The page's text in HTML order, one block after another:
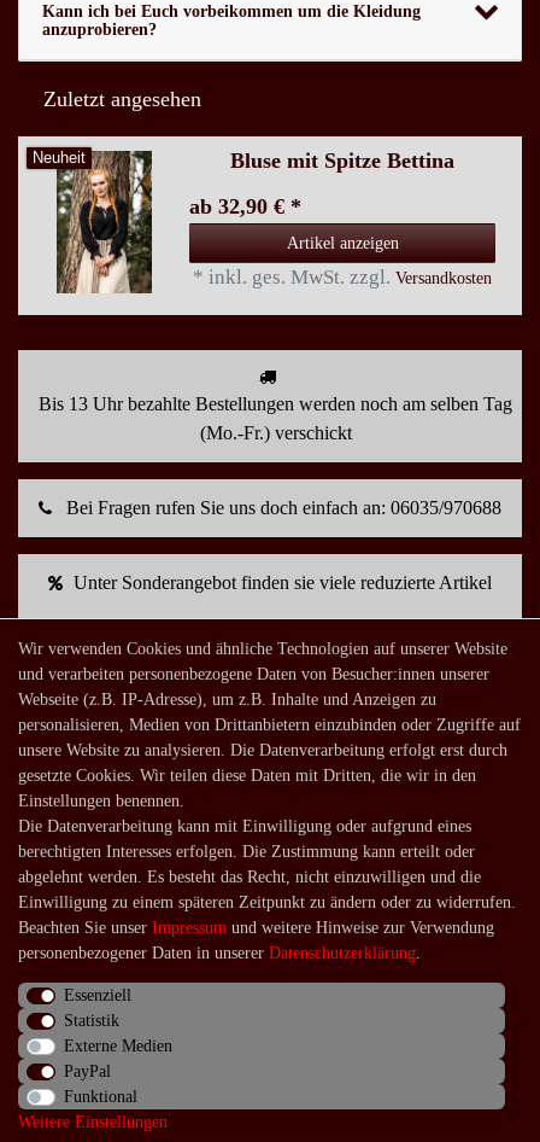
Kann ich bei Euch vorbeikommen um die Kleidung
anzuprobieren?
Zuletzt angesehen
Neuheit
Bluse mit Spitze Bettina
ab 32,90 € *
Artikel anzeigen
* inkl. ges. MwSt. zzgl. Versandkosten
Bis 13 Uhr bezahlte Bestellungen werden noch am selben Tag
(Mo.-Fr.) verschickt
Bei Fragen rufen Sie uns doch einfach an: 06035/970688
Unter Sonderangebot finden sie viele reduzierte Artikel
Mein Konto
Warenkorb
Zur Kasse
Mein Konto
Registrieren
Login
Shop
Lagerverkauf
Wir verwenden Cookies und ähnliche Technologien auf unserer Website
und verarbeiten personenbezogene Daten von Besucher:innen unserer
Webseite (z.B. IP-Adresse), um z.B. Inhalte und Anzeigen zu
personalisieren, Medien von Drittanbietern einzubinden oder Zugriffe auf
unsere Website zu analysieren. Die Datenverarbeitung erfolgt erst durch
gesetzte Cookies. Wir teilen diese Daten mit Dritten, die wir in den
Einstellungen benennen.
Die Datenverarbeitung kann mit Einwilligung oder aufgrund eines
berechtigten Interesses erfolgen. Die Zustimmung kann erteilt oder
abgelehnt werden. Es besteht das Recht, nicht einzuwilligen und die
Einwilligung zu einem späteren Zeitpunkt zu ändern oder zu widerrufen.
Beachten Sie unser Impressum und weitere Hinweise zur Verwendung
personenbezogener Daten in unserer Daten­schutz­erklärung.
Essenziell
Statistik
Externe Medien
PayPal
Funktional
Weitere Einstellungen